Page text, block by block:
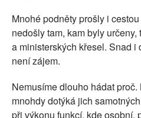
Mnohé podněty prošly i
nedošly tam, kam byly
a ministerských křesel. Snad i
není zájem.
Nemusíme dlouho hádat
mnohdy dotýká jich
při výkonu funkcí, kde osobní,